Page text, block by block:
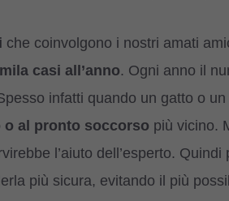
che coinvolgono i nostri amati
casi all’anno. Ogni anno il
infatti quando un gatto o
o al pronto soccorso più vicino.
l’aiuto dell’esperto.
più sicura, evitando il più